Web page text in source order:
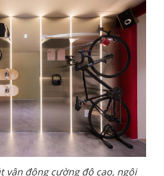
vận động cường độ cao, ngôi